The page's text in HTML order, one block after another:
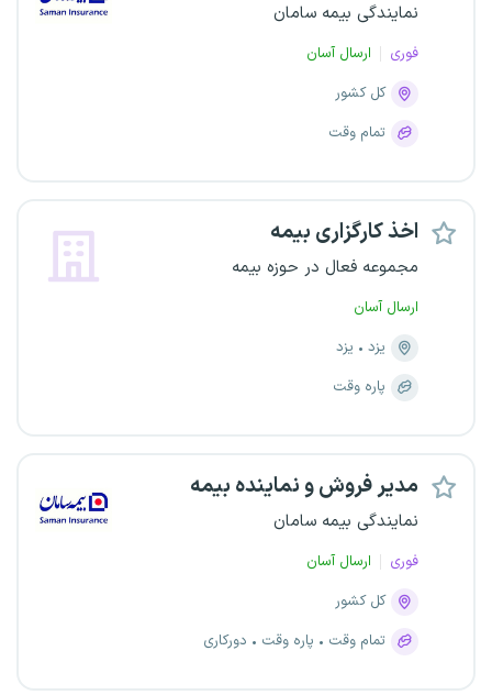
نمایندگی بیمه سامان
فوری
ارسال آسان
کل کشور
تمام وقت
اخذ کارگزاری بیمه
مجموعه فعال در حوزه بیمه
ارسال آسان
یزد
یزد
پاره وقت
مدیر فروش و نماینده بیمه
نمایندگی بیمه سامان
فوری
ارسال آسان
کل کشور
تمام وقت
پاره وقت دورکاری